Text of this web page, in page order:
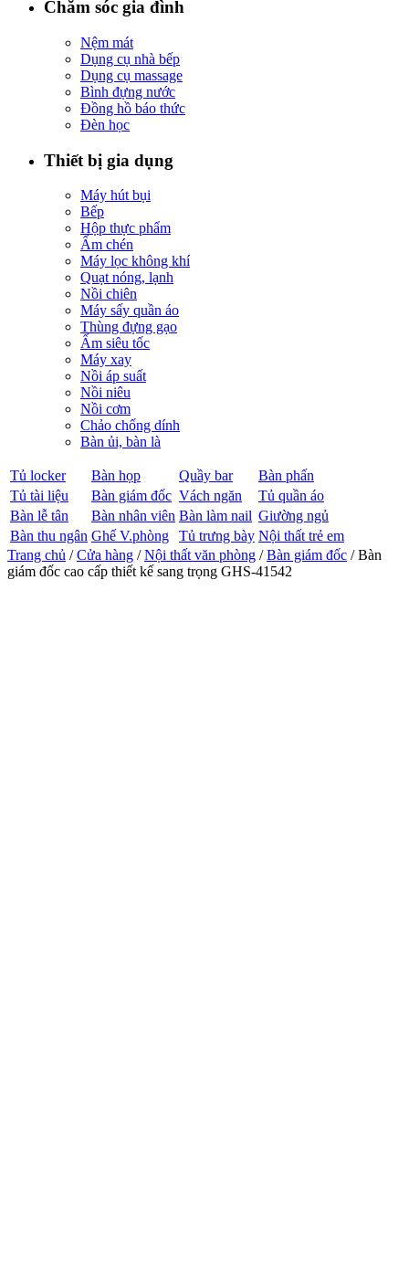
Chăm sóc gia đình
Nệm mát
Dụng cụ nhà bếp
Dụng cụ massage
Bình đựng nước
Đồng hồ báo thức
Đèn học
Thiết bị gia dụng
Máy hút bụi
Bếp
Hộp thực phẩm
Ấm chén
Máy lọc không khí
Quạt nóng, lạnh
Nồi chiên
Máy sấy quần áo
Thùng đựng gạo
Ấm siêu tốc
Máy xay
Nồi áp suất
Nồi niêu
Nồi cơm
Chảo chống dính
Bàn ủi, bàn là
Tủ locker Bàn họp Quầy bar
Bàn phấn
Tủ tài liệu
Bàn giám đốc Vách ngăn
Tủ quần áo
Bàn lễ tân
Bàn nhân viên Bàn làm nail Giường ngủ
Bàn thu ngân Ghế V.phòng Tủ trưng bày Nội thất trẻ em
Trang chủ /Cửa hàng /Nội thất văn phòng /Bàn giám đốc / Bàn
giám đốc cao cấp thiết kế sang trọng GHS-41542